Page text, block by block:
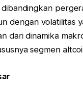
dengan volatilitas
dari dinamika
segmen